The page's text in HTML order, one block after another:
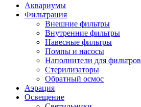
Аквариумы
Фильтрация
Внешние фильтры
Внутренние фильтры
Навесные фильтры
Помпы и насосы
Наполнители для фильтров
Стерилизаторы
Обратный осмос
Аэрация
Освещение